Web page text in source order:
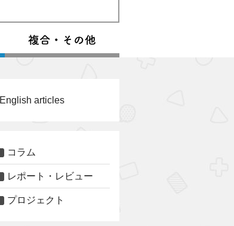
English articles
コラム
レポート・レビュー
プロジェクト